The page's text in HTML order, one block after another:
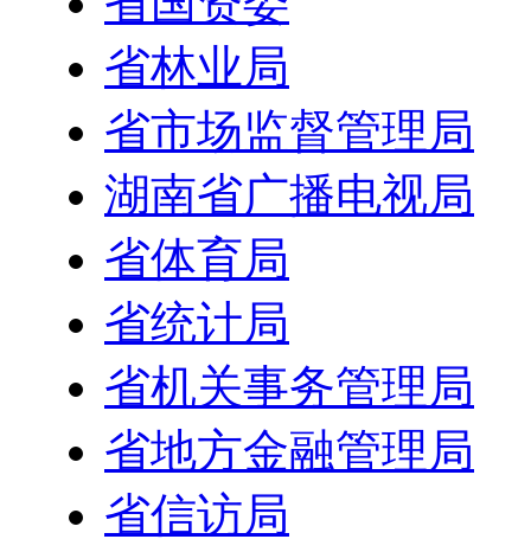
省林业局
省市场监督管理局
湖南省广播电视局
省体育局
省统计局
省机关事务管理局
省地方金融管理局
省信访局